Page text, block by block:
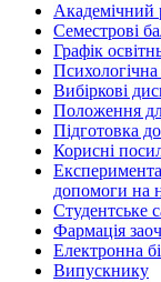
Академічний
Семестрові
Графік
Вибіркові
Положення
Підготовка
Корисні
допомоги на
Студентське
Фармація
Електронна
Випускнику